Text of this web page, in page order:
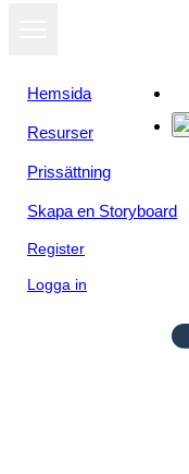
Hemsida
Resurser
Prissättning
Skapa en Storyboard
Register
Logga in